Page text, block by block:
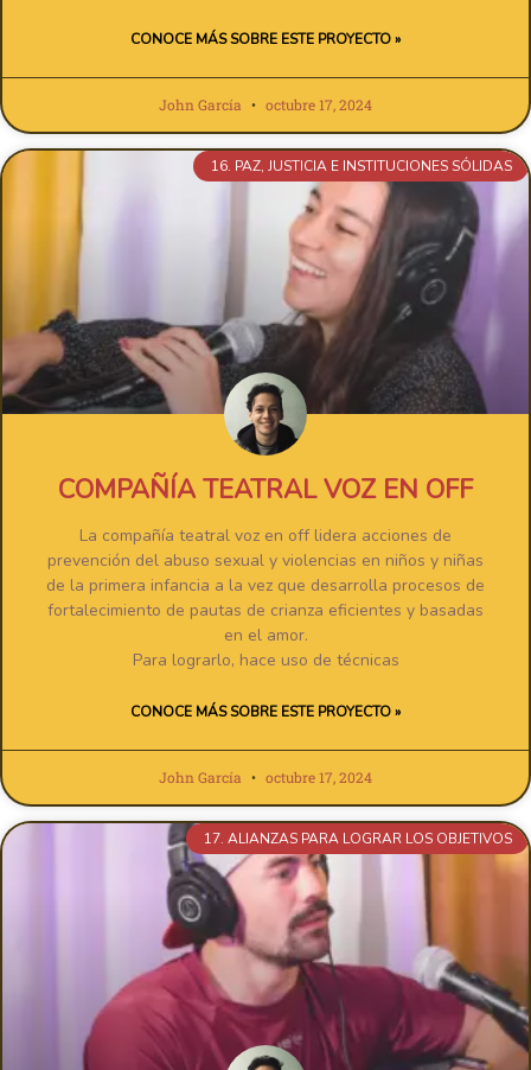
CONOCE MÁS SOBRE ESTE PROYECTO »
John García octubre 17, 2024
16. PAZ, JUSTICIA E INSTITUCIONES SÓLIDAS
COMPAÑÍA TEATRAL VOZ EN OFF
La compañía teatral voz en off lidera acciones de
prevención del abuso sexual y violencias en niños y niñas
de la primera infancia a la vez que desarrolla procesos de
fortalecimiento de pautas de crianza eficientes y basadas
en el amor.
Para lograrlo, hace uso de técnicas
CONOCE MÁS SOBRE ESTE PROYECTO »
John García octubre 17, 2024
17. ALIANZAS PARA LOGRAR LOS OBJETIVOS